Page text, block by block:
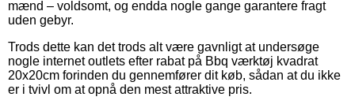
mænd – voldsomt, og endda nogle gange garantere fragt
uden gebyr.
Trods dette kan det trods alt være gavnligt at undersøge
nogle internet outlets efter rabat på Bbq værktøj kvadrat
20x20cm forinden du gennemfører dit køb, sådan at du ikke
er i tvivl om at opnå den mest attraktive pris.